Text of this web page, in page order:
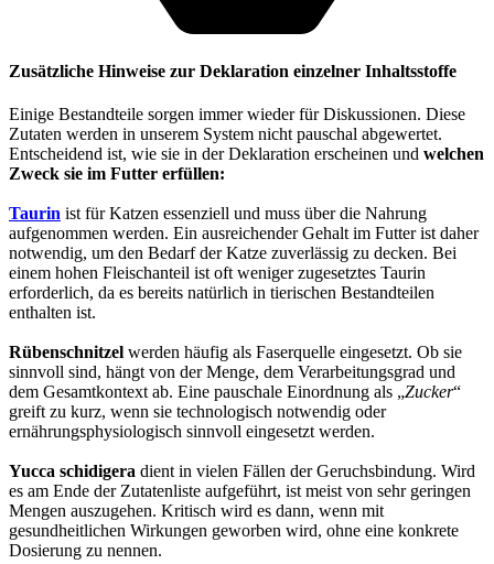
Zusätzliche Hinweise zur Deklaration einzelner Inhaltsstoffe
Einige Bestandteile sorgen immer wieder für Diskussionen. Diese
Zutaten werden in unserem System nicht pauschal abgewertet.
Entscheidend ist, wie sie in der Deklaration erscheinen und welchen
Zweck sie im Futter erfüllen:
Taurin ist für Katzen essenziell und muss über die Nahrung
aufgenommen werden. Ein ausreichender Gehalt im Futter ist daher
notwendig, um den Bedarf der Katze zuverlässig zu decken. Bei
einem hohen Fleischanteil ist oft weniger zugesetztes Taurin
erforderlich, da es bereits natürlich in tierischen Bestandteilen
enthalten ist.
Rübenschnitzel werden häufig als Faserquelle eingesetzt. Ob sie
sinnvoll sind, hängt von der Menge, dem Verarbeitungsgrad und
dem Gesamtkontext ab. Eine pauschale Einordnung als „Zucker“
greift zu kurz, wenn sie technologisch notwendig oder
ernährungsphysiologisch sinnvoll eingesetzt werden.
Yucca schidigera dient in vielen Fällen der Geruchsbindung. Wird
es am Ende der Zutatenliste aufgeführt, ist meist von sehr geringen
Mengen auszugehen. Kritisch wird es dann, wenn mit
gesundheitlichen Wirkungen geworben wird, ohne eine konkrete
Dosierung zu nennen.